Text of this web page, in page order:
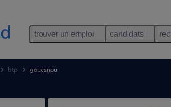
trouver un emploi candidats
btp gouesnou